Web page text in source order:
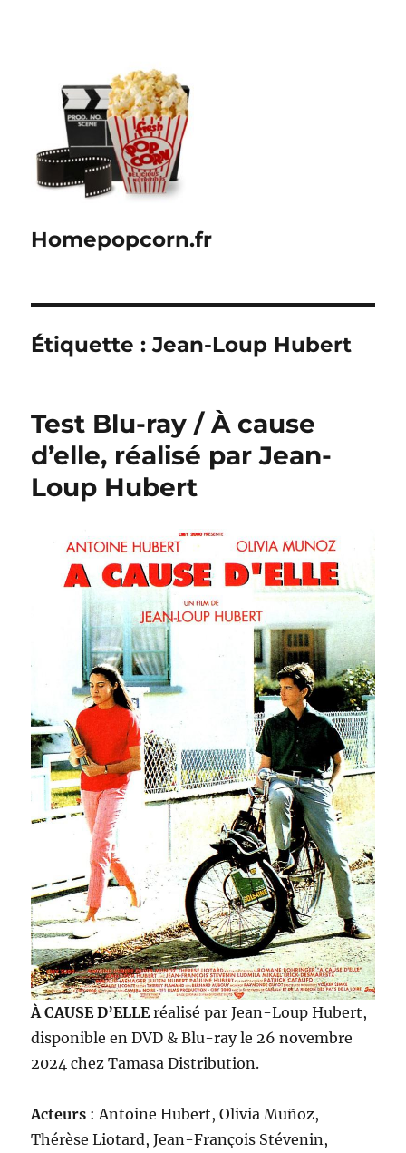
Homepopcorn.fr
Étiquette :Jean-Loup Hubert
Test Blu-ray / À cause
d’elle, réalisé par Jean-
Loup Hubert
À CAUSE D’ELLEréalisé par Jean-Loup Hubert,
disponible en DVD & Blu-ray le 26 novembre
2024 chez Tamasa Distribution.
Acteurs : Antoine Hubert, Olivia Muñoz,
Thérèse Liotard, Jean-François Stévenin,